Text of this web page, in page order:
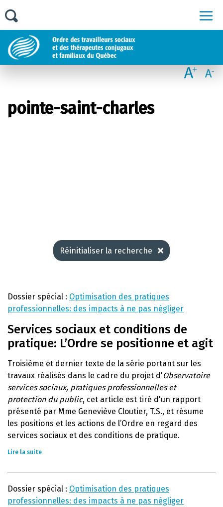
pointe-saint-charles
Réinitialiser la recherche
Dossier spécial : Optimisation des pratiques
professionnelles: des impacts à ne pas négliger
Services sociaux et conditions de
pratique: L’Ordre se positionne et agit
Troisième et dernier texte de la série portant sur les
travaux réalisés dans le cadre du projet d'Observatoire
services sociaux, pratiques professionnelles et
protection du public, cet article est tiré d'un rapport
présenté par Mme Geneviève Cloutier, T.S., et résume
les positions et les actions de l’Ordre en regard des
services sociaux et des conditions de pratique.
Lire la suite
Dossier spécial : Optimisation des pratiques
professionnelles: des impacts à ne pas négliger